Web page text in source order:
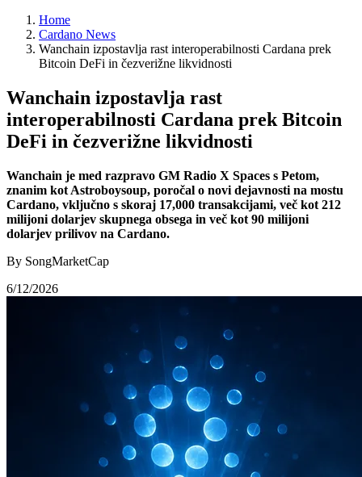
Home
Cardano News
Wanchain izpostavlja rast interoperabilnosti Cardana prek
Bitcoin DeFi in čezverižne likvidnosti
Wanchain izpostavlja rast
interoperabilnosti Cardana prek Bitcoin
DeFi in čezverižne likvidnosti
Wanchain je med razpravo GM Radio X Spaces s Petom,
znanim kot Astroboysoup, poročal o novi dejavnosti na mostu
Cardano, vključno s skoraj 17,000 transakcijami, več kot 212
milijoni dolarjev skupnega obsega in več kot 90 milijoni
dolarjev prilivov na Cardano.
By SongMarketCap
6/12/2026